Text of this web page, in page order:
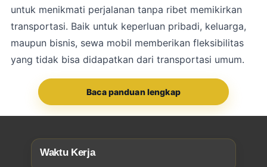
untuk menikmati perjalanan tanpa ribet memikirkan
transportasi. Baik untuk keperluan pribadi, keluarga,
maupun bisnis, sewa mobil memberikan fleksibilitas
yang tidak bisa didapatkan dari transportasi umum.
Baca panduan lengkap
Waktu Kerja